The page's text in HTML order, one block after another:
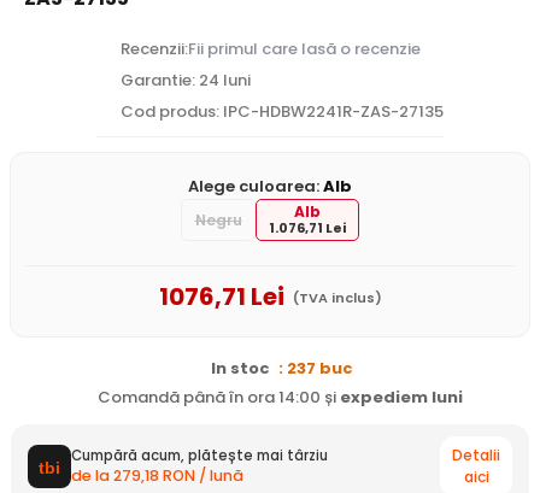
Recenzii:Fii primul care lasă o recenzie
Garantie: 24 luni
Cod produs: IPC-HDBW2241R-ZAS-27135
Alege culoarea:Alb
Negru Alb
1.076,71 Lei
1076,71 Lei (TVA inclus)
In stoc : 237 buc
Comandă până în ora 14:00 și expediem luni
Cumpără acum, plătește mai târziu
de la 279,18 RON / lună
Detalii
aici